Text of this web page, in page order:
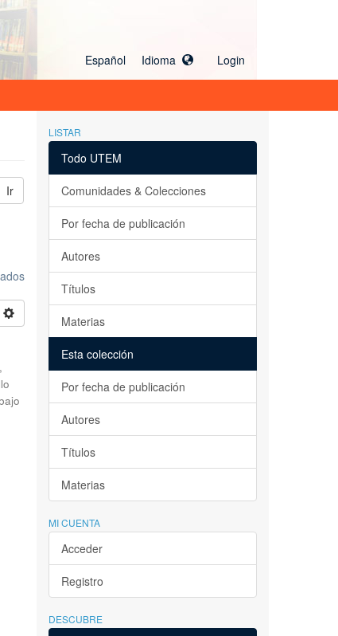
Español Idioma Login
Ir
LISTAR
Todo UTEM
Comunidades & Colecciones
Por fecha de publicación
Autores
Títulos
Materias
Esta colección
Por fecha de publicación
Autores
Títulos
Materias
MI CUENTA
Acceder
Registro
DESCUBRE